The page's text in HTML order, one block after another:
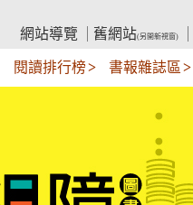
網站導覽
舊網站(另開新視窗)
閱讀排行榜 書報雜誌區